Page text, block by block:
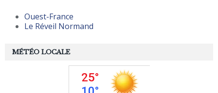
MÉTÉO LOCALE
Ouest-France
Le Réveil Normand